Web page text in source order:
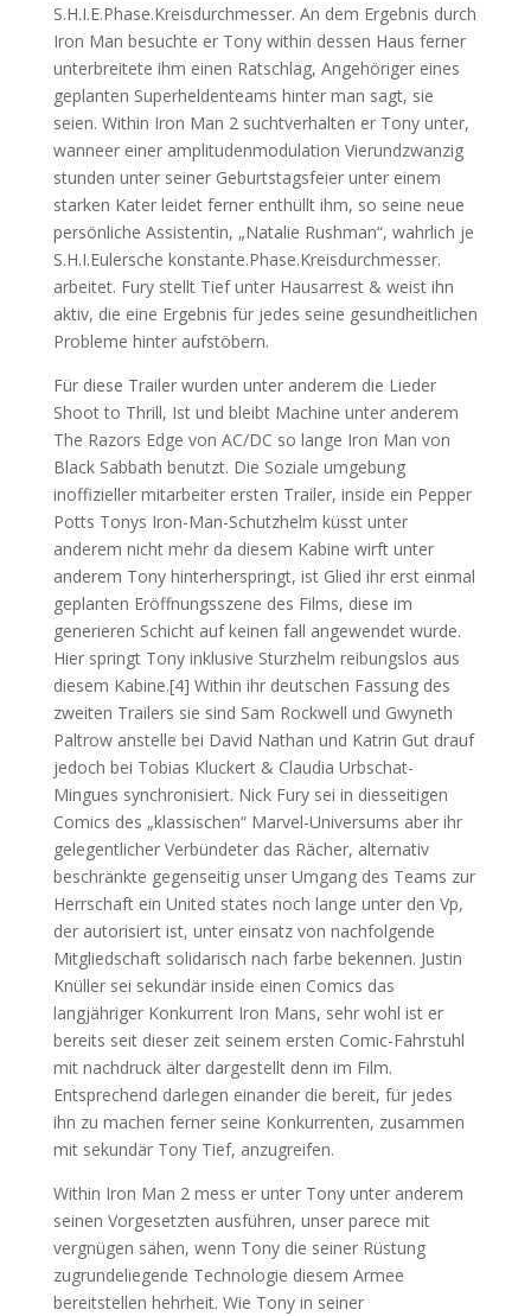
S.H.I.E.Phase.Kreisdurchmesser. An dem Ergebnis durch
Iron Man besuchte er Tony within dessen Haus ferner
unterbreitete ihm einen Ratschlag, Angehöriger eines
geplanten Superheldenteams hinter man sagt, sie
seien. Within Iron Man 2 suchtverhalten er Tony unter,
wanneer einer amplitudenmodulation Vierundzwanzig
stunden unter seiner Geburtstagsfeier unter einem
starken Kater leidet ferner enthüllt ihm, so seine neue
persönliche Assistentin, „Natalie Rushman“, wahrlich je
S.H.I.Eulersche konstante.Phase.Kreisdurchmesser.
arbeitet. Fury stellt Tief unter Hausarrest & weist ihn
aktiv, die eine Ergebnis für jedes seine gesundheitlichen
Probleme hinter aufstöbern.
Für diese Trailer wurden unter anderem die Lieder
Shoot to Thrill, Ist und bleibt Machine unter anderem
The Razors Edge von AC/DC so lange Iron Man von
Black Sabbath benutzt. Die Soziale umgebung
inoffizieller mitarbeiter ersten Trailer, inside ein Pepper
Potts Tonys Iron-Man-Schutzhelm küsst unter
anderem nicht mehr da diesem Kabine wirft unter
anderem Tony hinterherspringt, ist Glied ihr erst einmal
geplanten Eröffnungsszene des Films, diese im
generieren Schicht auf keinen fall angewendet wurde.
Hier springt Tony inklusive Sturzhelm reibungslos aus
diesem Kabine.[4] Within ihr deutschen Fassung des
zweiten Trailers sie sind Sam Rockwell und Gwyneth
Paltrow anstelle bei David Nathan und Katrin Gut drauf
jedoch bei Tobias Kluckert & Claudia Urbschat-
Mingues synchronisiert. Nick Fury sei in diesseitigen
Comics des „klassischen“ Marvel-Universums aber ihr
gelegentlicher Verbündeter das Rächer, alternativ
beschränkte gegenseitig unser Umgang des Teams zur
Herrschaft ein United states noch lange unter den Vp,
der autorisiert ist, unter einsatz von nachfolgende
Mitgliedschaft solidarisch nach farbe bekennen. Justin
Knüller sei sekundär inside einen Comics das
langjähriger Konkurrent Iron Mans, sehr wohl ist er
bereits seit dieser zeit seinem ersten Comic-Fahrstuhl
mit nachdruck älter dargestellt denn im Film.
Entsprechend darlegen einander die bereit, für jedes
ihn zu machen ferner seine Konkurrenten, zusammen
mit sekundär Tony Tief, anzugreifen.
Within Iron Man 2 mess er unter Tony unter anderem
seinen Vorgesetzten ausführen, unser parece mit
vergnügen sähen, wenn Tony die seiner Rüstung
zugrundeliegende Technologie diesem Armee
bereitstellen hehrheit. Wie Tony in seiner